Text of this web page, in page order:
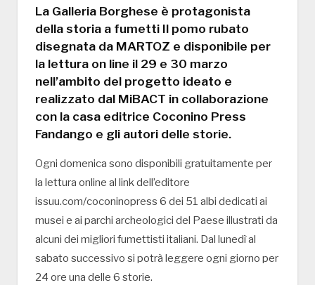
La Galleria Borghese è protagonista
della storia a fumetti Il pomo rubato
disegnata da MARTOZ e disponibile per
la lettura on line il 29 e 30 marzo
nell’ambito del progetto ideato e
realizzato dal MiBACT in collaborazione
con la casa editrice Coconino Press
Fandango e gli autori delle storie.
Ogni domenica sono disponibili gratuitamente per
la lettura online al link dell’editore
issuu.com/coconinopress 6 dei 51 albi dedicati ai
musei e ai parchi archeologici del Paese illustrati da
alcuni dei migliori fumettisti italiani. Dal lunedì al
sabato successivo si potrà leggere ogni giorno per
24 ore una delle 6 storie.